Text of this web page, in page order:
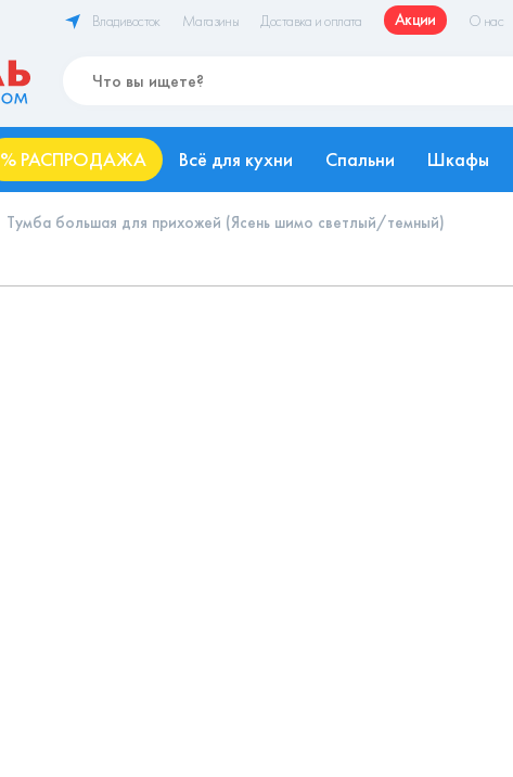
Владивосток Магазины Доставка и оплата Акции О нас
% РАСПРОДАЖА Всё для кухни Спальни Шкафы
Тумба большая для прихожей (Ясень шимо светлый/темный)